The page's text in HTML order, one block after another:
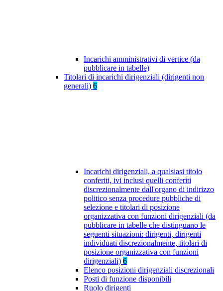
Incarichi amministrativi di vertice (da
pubblicare in tabelle)
Titolari di incarichi dirigenziali (dirigenti non
generali) 6
Incarichi dirigenziali, a qualsiasi titolo
conferiti, ivi inclusi quelli conferiti
discrezionalmente dall'organo di indirizzo
politico senza procedure pubbliche di
selezione e titolari di posizione
organizzativa con funzioni dirigenziali (da
pubblicare in tabelle che distinguano le
seguenti situazioni: dirigenti, dirigenti
individuati discrezionalmente, titolari di
posizione organizzativa con funzioni
dirigenziali) 6
Elenco posizioni dirigenziali discrezionali
Posti di funzione disponibili
Ruolo dirigenti